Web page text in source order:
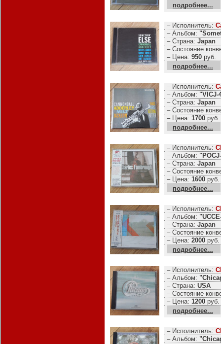
подробнее...
– Исполнитель:
– Альбом:
– Страна: Japan
– Состояние
– Цена: 950 руб.
подробнее...
– Исполнитель:
– Альбом: "VICJ-
– Страна: Japan
– Состояние
– Цена: 1700 руб.
подробнее...
– Исполнитель:
– Альбом:
– Страна: Japan
– Состояние
– Цена: 1600 руб.
подробнее...
– Исполнитель:
– Альбом:
– Страна: Japan
– Состояние
– Цена: 2000 руб.
подробнее...
– Исполнитель:
– Альбом:
– Страна: USA
– Состояние
– Цена: 1200 руб.
подробнее...
– Исполнитель:
– Альбом: